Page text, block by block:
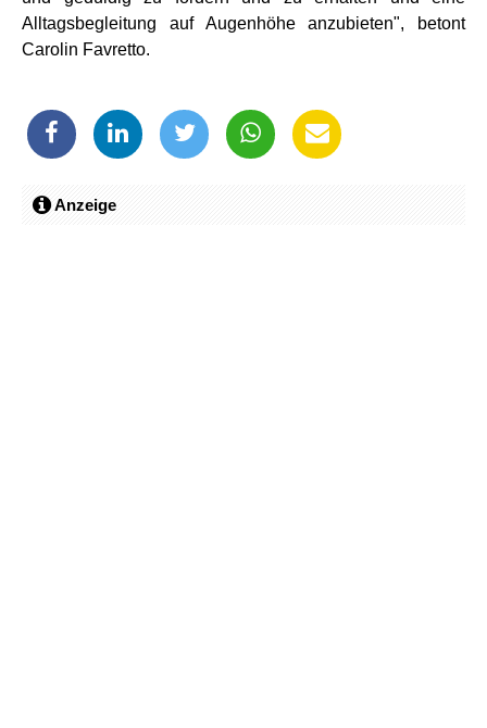
Alltagsbegleitung auf Augenhöhe anzubieten", betont
Carolin Favretto.
Anzeige